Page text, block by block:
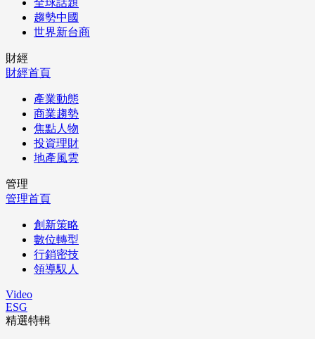
全球話題
趨勢中國
世界新台商
財經
財經首頁
產業動態
商業趨勢
焦點人物
投資理財
地產風雲
管理
管理首頁
創新策略
數位轉型
行銷密技
領導馭人
Video
ESG
精選特輯